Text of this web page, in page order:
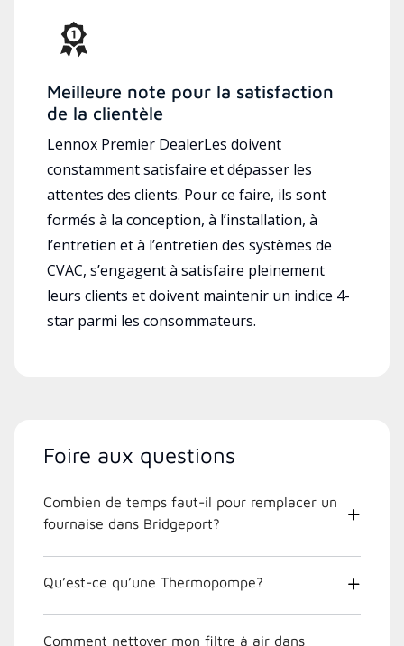
Meilleure note pour la satisfaction
de la clientèle
Lennox Premier DealerLes doivent
constamment satisfaire et dépasser les
attentes des clients. Pour ce faire, ils sont
formés à la conception, à l’installation, à
l’entretien et à l’entretien des systèmes de
CVAC, s’engagent à satisfaire pleinement
leurs clients et doivent maintenir un indice 4-
star parmi les consommateurs.
Foire aux questions
Combien de temps faut-il pour remplacer un
fournaise dans Bridgeport?
Qu’est-ce qu’une Thermopompe?
Comment nettoyer mon filtre à air dans